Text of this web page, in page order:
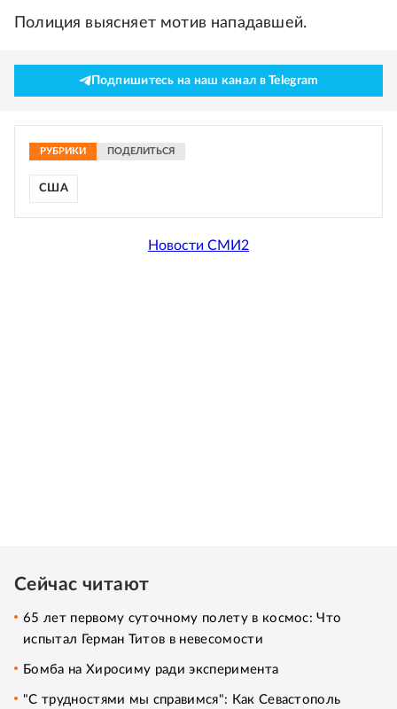
Полиция выясняет мотив нападавшей.
Подпишитесь на наш канал в Telegram
РУБРИКИ ПОДЕЛИТЬСЯ
США
Новости СМИ2
Сейчас читают
65 лет первому суточному полету в космос: Что
испытал Герман Титов в невесомости
Бомба на Хиросиму ради эксперимента
"С трудностями мы справимся": Как Севастополь